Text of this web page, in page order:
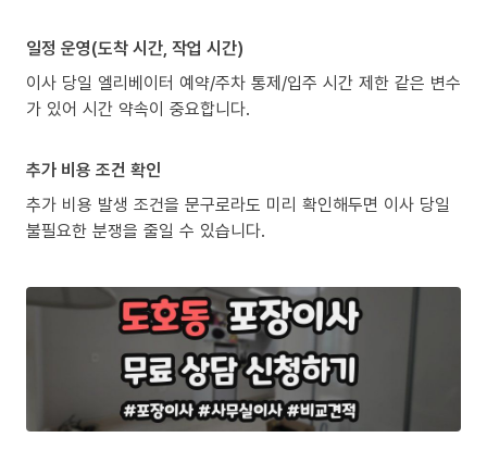
일정 운영(도착 시간, 작업 시간)
이사 당일 엘리베이터 예약/주차 통제/입주 시간 제한 같은 변수
가 있어 시간 약속이 중요합니다.
추가 비용 조건 확인
추가 비용 발생 조건을 문구로라도 미리 확인해두면 이사 당일
불필요한 분쟁을 줄일 수 있습니다.